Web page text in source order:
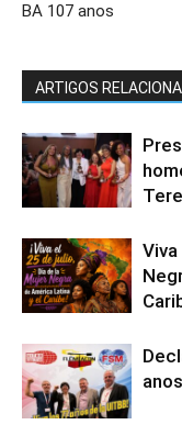
BA 107 anos
ARTIGOS